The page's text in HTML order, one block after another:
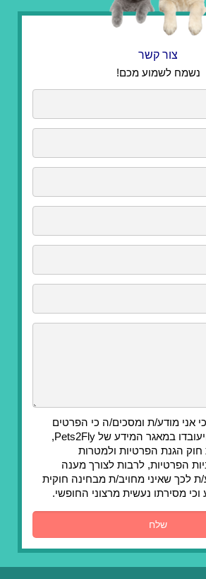
צור קשר
נשמח לשמוע מכם!
אני מודע/ת ומסכים/ה כי הפרטים
שמסרתי ייאספו ויעובדו במאגר המידע של Pets2Fly,
הגנת הפרטיות ולמטרות
הפרטיות, לרבות לצורך מענה
ת לכך שאיני מחויב/ת מבחינה חוקית
מסירתו נעשית מרצוני החופשי.